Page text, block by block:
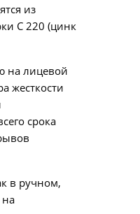
из
С 220 (цинк
на лицевой
жесткости
срока
в ручном,